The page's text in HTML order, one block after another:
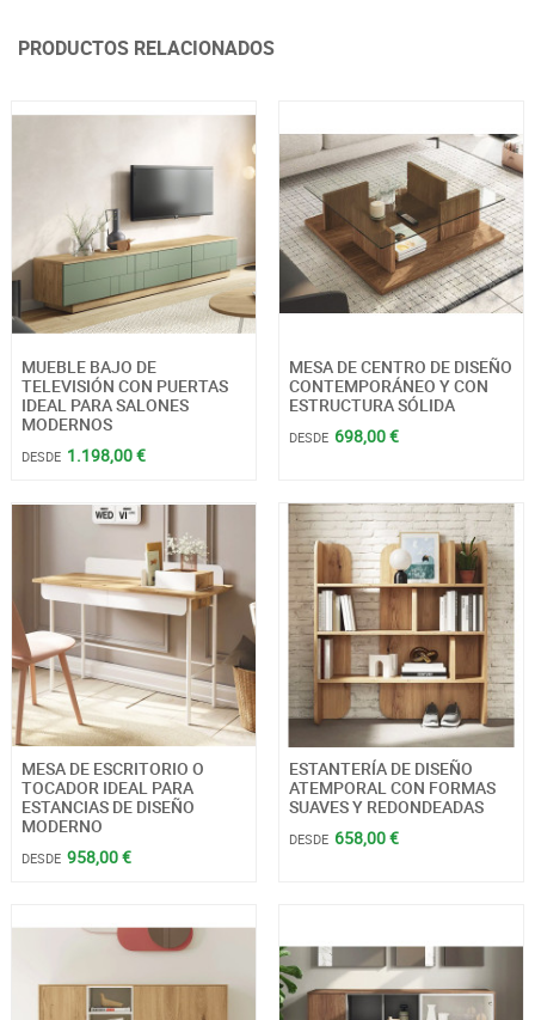
PRODUCTOS RELACIONADOS
MUEBLE BAJO DE
TELEVISIÓN CON PUERTAS
IDEAL PARA SALONES
MODERNOS
DESDE 1.198,00 €
MESA DE CENTRO DE DISEÑO
CONTEMPORÁNEO Y CON
ESTRUCTURA SÓLIDA
DESDE 698,00 €
MESA DE ESCRITORIO O
TOCADOR IDEAL PARA
ESTANCIAS DE DISEÑO
MODERNO
DESDE 958,00 €
ESTANTERÍA DE DISEÑO
ATEMPORAL CON FORMAS
SUAVES Y REDONDEADAS
DESDE 658,00 €